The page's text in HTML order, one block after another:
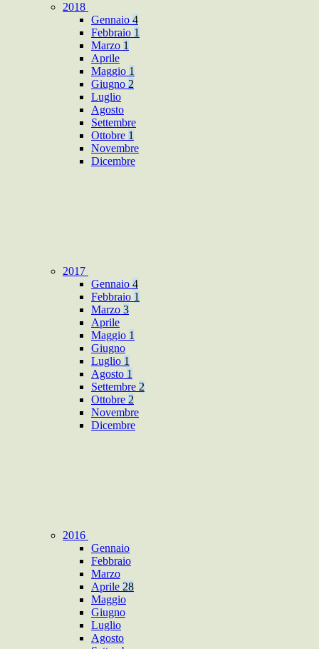
2018
Gennaio 4
Febbraio 1
Marzo 1
Aprile
Maggio 1
Giugno 2
Luglio
Agosto
Settembre
Ottobre 1
Novembre
Dicembre
2017
Gennaio 4
Febbraio 1
Marzo 3
Aprile
Maggio 1
Giugno
Luglio 1
Agosto 1
Settembre 2
Ottobre 2
Novembre
Dicembre
2016
Gennaio
Febbraio
Marzo
Aprile 28
Maggio
Giugno
Luglio
Agosto